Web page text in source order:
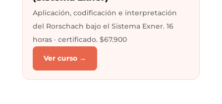
Aplicación, codificación e interpretación
del Rorschach bajo el Sistema Exner. 16
horas · certificado. $67.900
Ver curso →